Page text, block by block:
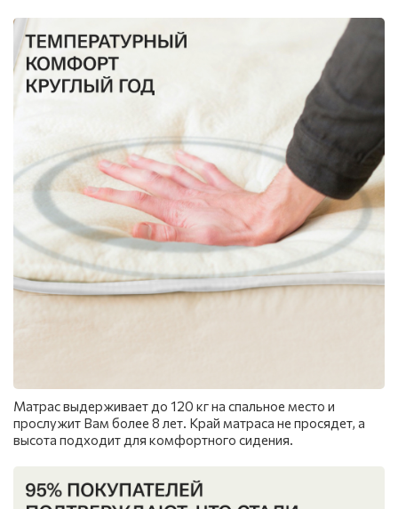
Матрас выдерживает до 120 кг на спальное место и
прослужит Вам более 8 лет. Край матраса не просядет, а
высота подходит для комфортного сидения.